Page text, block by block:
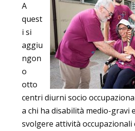
A
quest
i si
aggiu
ngon
o
otto
centri diurni socio
a chi ha disabilità medio-gravi
svolgere attività occupazionali